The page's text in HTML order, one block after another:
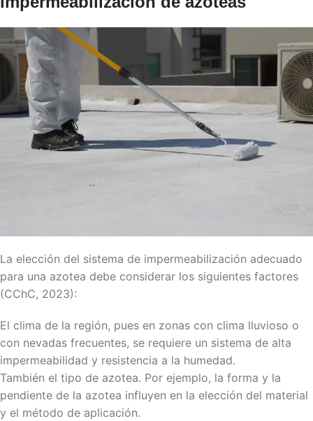
La elección del sistema de impermeabilización adecuado
para una azotea debe considerar los siguientes factores
(CChC, 2023):
El clima de la región, pues en zonas con clima lluvioso o
con nevadas frecuentes, se requiere un sistema de alta
impermeabilidad y resistencia a la humedad.
También el tipo de azotea. Por ejemplo, la forma y la
pendiente de la azotea influyen en la elección del material
y el método de aplicación.